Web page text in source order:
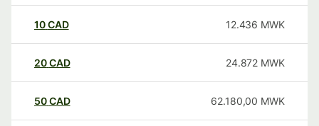
10CAD 12.436 MWK
20CAD 24.872 MWK
50CAD 62.180,00 MWK